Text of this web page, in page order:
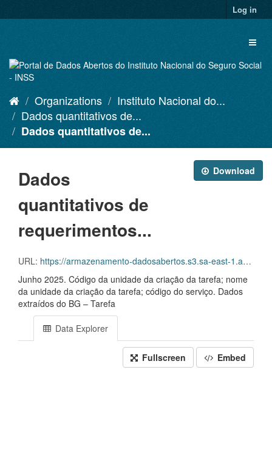
to
Log in
Organizations
Instituto Nacional do...
Dados quantitativos de...
Dados quantitativos de...
Download
Dados
quantitativos de
requerimentos...
URL: https://armazenamento-dadosabertos.s3.sa-east-1.amazonaws.com/PDA_2023_2025/Grupos_de_dados/Dados+quantitativos+de+requerimentos+administrativos+solicitados/PDA_ITEM_9_CRIA_202506.xlsx
Junho 2025. Código da unidade da criação da tarefa; nome
da unidade da criação da tarefa; código do serviço. Dados
extraídos do BG – Tarefa
Data Explorer
Fullscreen Embed